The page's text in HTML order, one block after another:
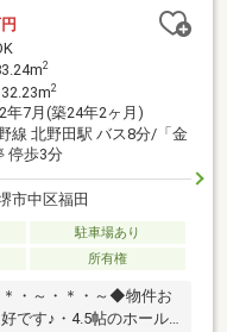
中！
2
2
年7月(築24年2ヶ月)
線 北野田駅 バス8分/「金
停歩3分
市中区福田
駐車場あり
所有権
・～・＊・～◆物件お
です♪・4.5帖のホール